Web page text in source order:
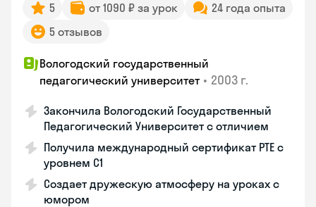
5 от 1090 ₽ за урок
24 года опыта
5 отзывов
Вологодский государственный
педагогический университет • 2003 г.
Закончила Вологодский Государственный
Педагогический Университет с отличием
Получила международный сертификат PTE с
уровнем C1
Создает дружескую атмосферу на уроках с
юмором